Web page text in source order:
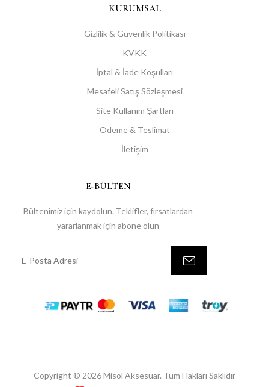
KURUMSAL
Gizlilik & Güvenlik Politikası
KVKK
İptal & İade Koşulları
Mesafeli Satış Sözleşmesi
Site Kullanım Şartları
Ödeme & Teslimat
İletişim
E-BÜLTEN
Bültenimiz için kaydolun. Teklifler, fırsatlardan
yararlanmak için abone olun
Copyright © 2026 Misol Aksesuar. Tüm Hakları Saklıdır